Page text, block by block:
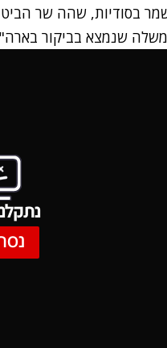
בסודיות, שהה שר
שנמצא בביקור